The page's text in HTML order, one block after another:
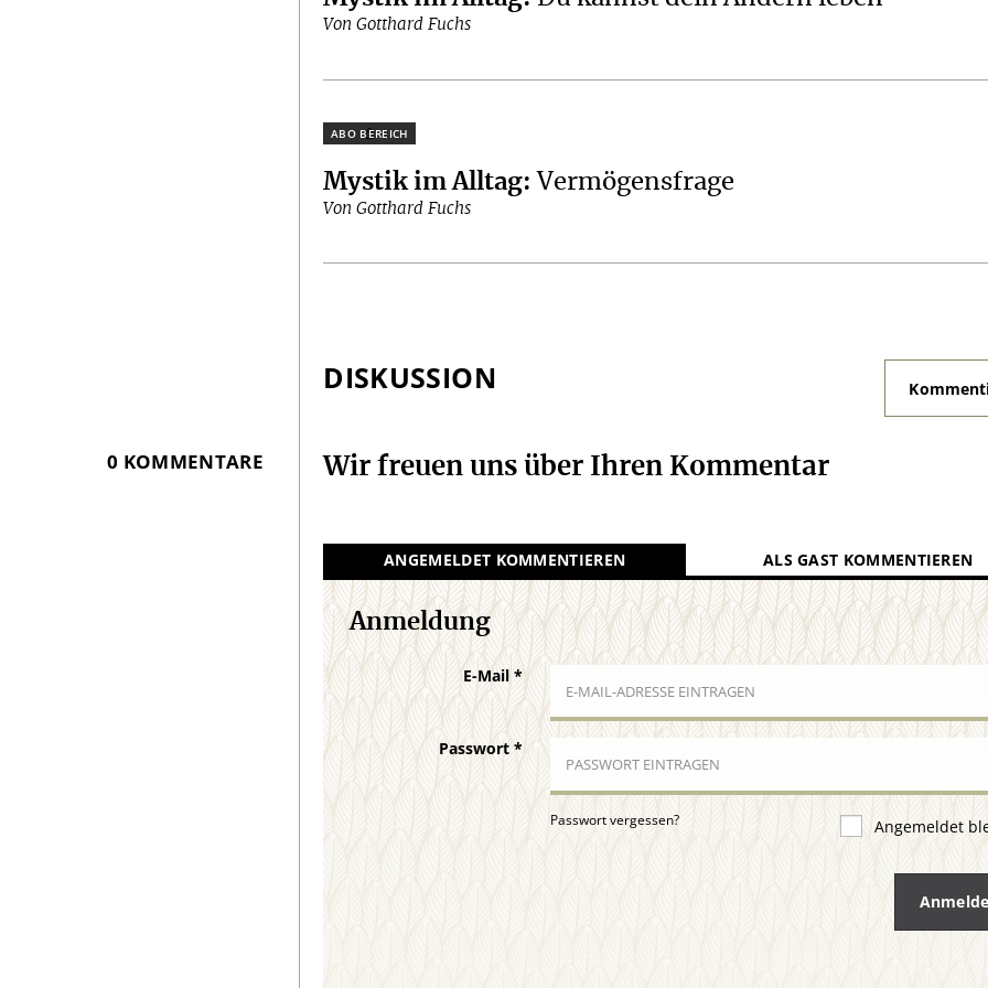
Von Gotthard Fuchs
Plus
Mystik im Alltag:Vermögensfrage
Von Gotthard Fuchs
DISKUSSION
0 KOMMENTARE Wir freuen uns über Ihren Kommentar
ANGEMELDET KOMMENTIEREN ALS GAST KOMMENTIEREN
Anmeldung
E-Mail *
Passwort*
Passwort vergessen? Angemeldet